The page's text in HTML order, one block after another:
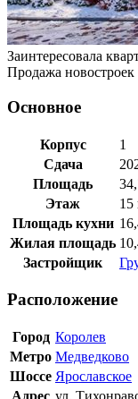
Заинтересовала
Продажа новостроек
Основное
Корпус
1
Сдача
Площадь
Этаж
15
Площадь кухни
Жилая площадь
Застройщик
Расположение
Город Королев
Метро Медведково
Шоссе Ярославское
Адрес ул.